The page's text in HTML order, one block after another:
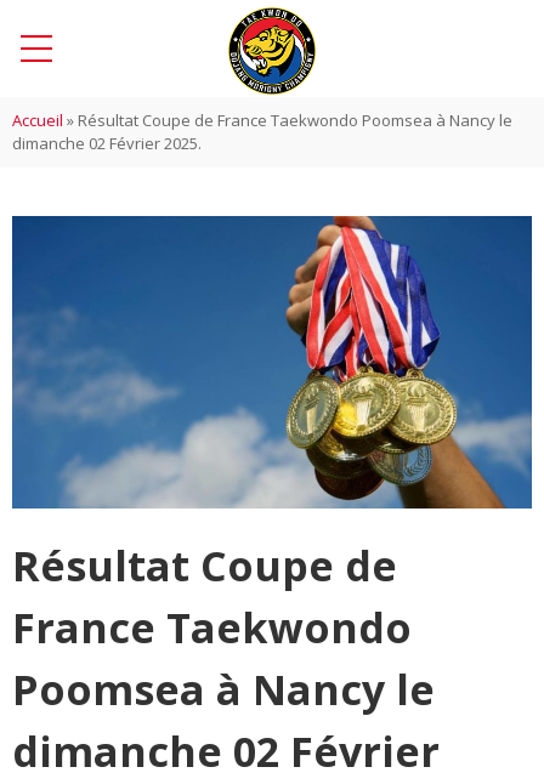
Accueil » Résultat Coupe de France Taekwondo Poomsea à Nancy le
dimanche 02 Février 2025.
Résultat Coupe de
France Taekwondo
Poomsea à Nancy le
dimanche 02 Février